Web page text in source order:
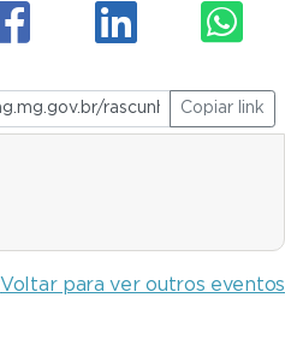
Copiar link
Voltar para ver outros eventos